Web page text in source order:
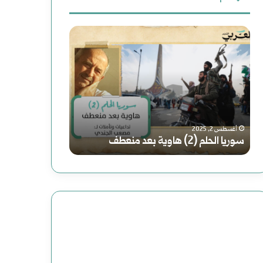
رواية
(الصاعدون
إلى
النعيم)
لموسى
رحوم
عباس:
رواية (الصاعدون إلى النعيم) لموسى رحوم
عباس: داعش تنظيم مصنوع وضحاياه أبرياء